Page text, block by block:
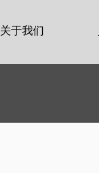
关于我们